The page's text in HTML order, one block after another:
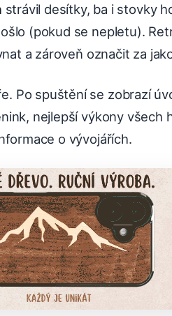
desítky, ba i stovky
(pokud se nepletu).
a zároveň označit za
Po spuštění se zobrazí
nejlepší výkony všech
o vývojářích.